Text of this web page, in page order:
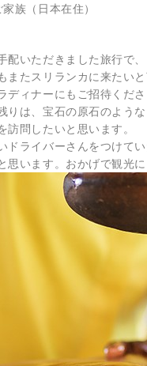
族（日本在住）
配いただきました旅行で、
またスリランカに来たい
ディナーにもご招待くだ
りは、宝石の原石のよう
訪問したいと思います。
ドライバーさんをつけてい
思います。おかげで観光